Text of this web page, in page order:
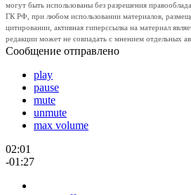
могут быть использованы без разрешения
ГК РФ, при любом использовании материалов,
цитировании, активная гиперссылка на материал
редакции может не совпадать с мнением отдельных
Сообщение отправлено
play
pause
mute
unmute
max volume
02:01
-01:27